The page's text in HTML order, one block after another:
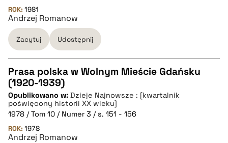
pobierz cytat
BIBTEX
pobierz cytat
ROK: 1981
Andrzej Romanow
Zacytuj Udostępnij
CZYSTY TEKST
pobierz cytat
Prasa polska w Wolnym Mieście Gdańsku
(1920-1939)
Opublikowano w: Dzieje Najnowsze : [kwartalnik
poświęcony historii XX wieku]
1978 / Tom 10 / Numer 3 / s. 151 - 156
ROK: 1978
Andrzej Romanow